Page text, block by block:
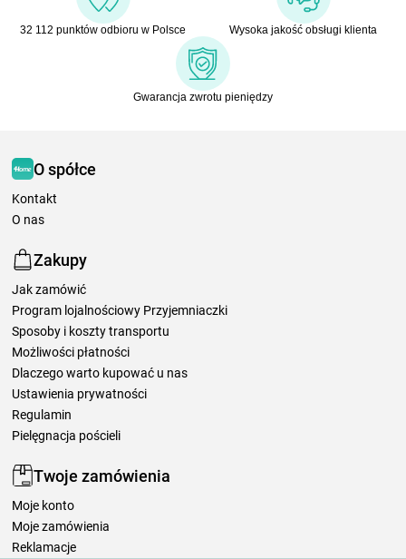
32 112 punktów odbioru w Polsce Wysoka jakość obsługi klienta
Gwarancja zwrotu pieniędzy
O spółce
Kontakt
O nas
Zakupy
Jak zamówić
Program lojalnościowy Przyjemniaczki
Sposoby i koszty transportu
Możliwości płatności
Dlaczego warto kupować u nas
Ustawienia prywatności
Regulamin
Pielęgnacja pościeli
Twoje zamówienia
Moje konto
Moje zamówienia
Reklamacje